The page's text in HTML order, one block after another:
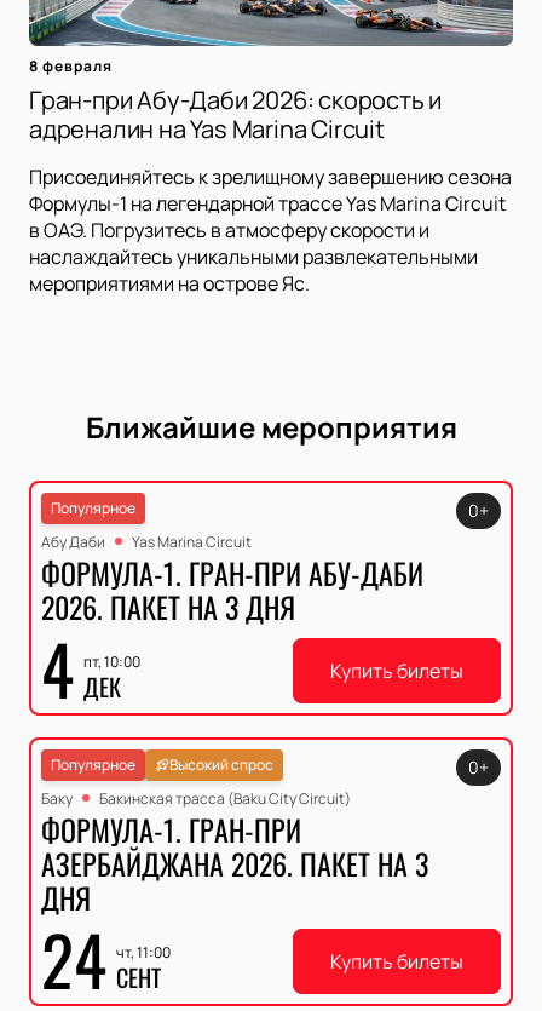
8 февраля
Гран-при Абу-Даби 2026: скорость и
адреналин на Yas Marina Circuit
Присоединяйтесь к зрелищному завершению сезона
Формулы-1 на легендарной трассе Yas Marina Circuit
в ОАЭ. Погрузитесь в атмосферу скорости и
наслаждайтесь уникальными развлекательными
мероприятиями на острове Яс.
Ближайшие мероприятия
Популярное
Абу Даби
Yas Marina Circuit
ФОРМУЛА-1. ГРАН-ПРИ АБУ-ДАБИ
2026. ПАКЕТ НА 3 ДНЯ
4 пт, 10:00
ДЕК
0+
Купить билеты
Популярное
Высокий спрос
Баку
Бакинская трасса (Baku City Circuit)
ФОРМУЛА-1. ГРАН-ПРИ
АЗЕРБАЙДЖАНА 2026. ПАКЕТ НА 3
ДНЯ
24 чт, 11:00
СЕНТ
0+
Купить билеты